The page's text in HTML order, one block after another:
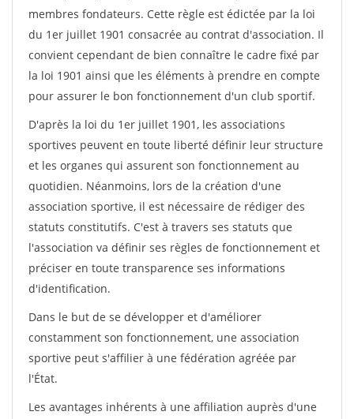
membres fondateurs. Cette règle est édictée par la loi
du 1er juillet 1901 consacrée au contrat d'association. Il
convient cependant de bien connaître le cadre fixé par
la loi 1901 ainsi que les éléments à prendre en compte
pour assurer le bon fonctionnement d'un club sportif.
D'après la loi du 1er juillet 1901, les associations
sportives peuvent en toute liberté définir leur structure
et les organes qui assurent son fonctionnement au
quotidien. Néanmoins, lors de la création d'une
association sportive, il est nécessaire de rédiger des
statuts constitutifs. C'est à travers ses statuts que
l'association va définir ses règles de fonctionnement et
préciser en toute transparence ses informations
d'identification.
Dans le but de se développer et d'améliorer
constamment son fonctionnement, une association
sportive peut s'affilier à une fédération agréée par
l'État.
Les avantages inhérents à une affiliation auprès d'une